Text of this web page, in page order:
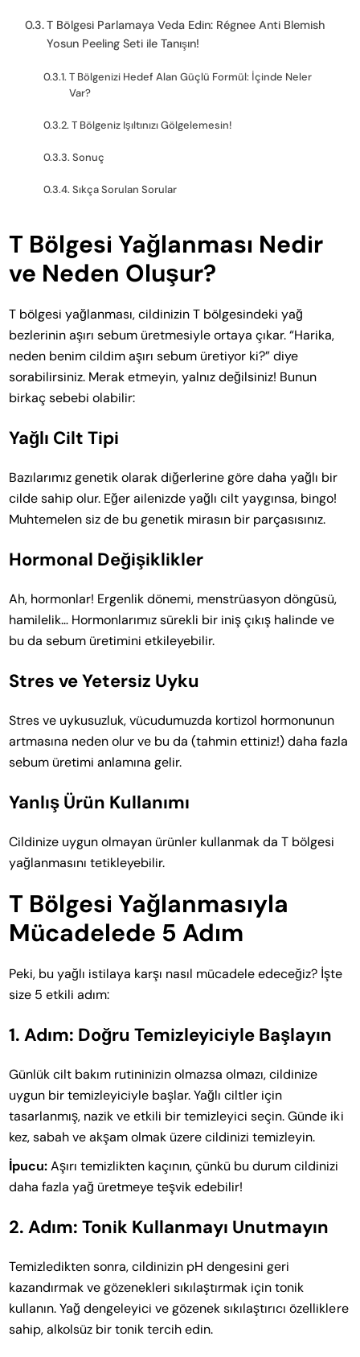
T Bölgesi Parlamaya Veda Edin: Régnee Anti Blemish
Yosun Peeling Seti ile Tanışın!
T Bölgenizi Hedef Alan Güçlü Formül: İçinde Neler
Var?
T Bölgeniz Işıltınızı Gölgelemesin!
Sonuç
Sıkça Sorulan Sorular
T Bölgesi Yağlanması Nedir
ve Neden Oluşur?
T bölgesi yağlanması, cildinizin T bölgesindeki yağ
bezlerinin aşırı sebum üretmesiyle ortaya çıkar. “Harika,
neden benim cildim aşırı sebum üretiyor ki?” diye
sorabilirsiniz. Merak etmeyin, yalnız değilsiniz! Bunun
birkaç sebebi olabilir:
Yağlı Cilt Tipi
Bazılarımız genetik olarak diğerlerine göre daha yağlı bir
cilde sahip olur. Eğer ailenizde yağlı cilt yaygınsa, bingo!
Muhtemelen siz de bu genetik mirasın bir parçasısınız.
Hormonal Değişiklikler
Ah, hormonlar! Ergenlik dönemi, menstrüasyon döngüsü,
hamilelik… Hormonlarımız sürekli bir iniş çıkış halinde ve
bu da sebum üretimini etkileyebilir.
Stres ve Yetersiz Uyku
Stres ve uykusuzluk, vücudumuzda kortizol hormonunun
artmasına neden olur ve bu da (tahmin ettiniz!) daha fazla
sebum üretimi anlamına gelir.
Yanlış Ürün Kullanımı
Cildinize uygun olmayan ürünler kullanmak da T bölgesi
yağlanmasını tetikleyebilir.
T Bölgesi Yağlanmasıyla
Mücadelede 5 Adım
Peki, bu yağlı istilaya karşı nasıl mücadele edeceğiz? İşte
size 5 etkili adım:
1. Adım: Doğru Temizleyiciyle Başlayın
Günlük cilt bakım rutininizin olmazsa olmazı, cildinize
uygun bir temizleyiciyle başlar. Yağlı ciltler için
tasarlanmış, nazik ve etkili bir temizleyici seçin. Günde iki
kez, sabah ve akşam olmak üzere cildinizi temizleyin.
İpucu:Aşırı temizlikten kaçının, çünkü bu durum cildinizi
daha fazla yağ üretmeye teşvik edebilir!
2. Adım: Tonik Kullanmayı Unutmayın
Temizledikten sonra, cildinizin pH dengesini geri
kazandırmak ve gözenekleri sıkılaştırmak için tonik
kullanın. Yağ dengeleyici ve gözenek sıkılaştırıcı özelliklere
sahip, alkolsüz bir tonik tercih edin.